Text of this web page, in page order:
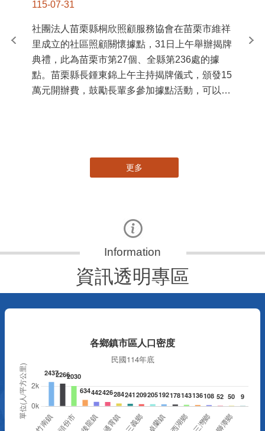
115-07-31
社團法人苗栗縣桐欣照顧服務協會在苗栗市維祥
里成立的社區照顧關懷據點，31日上午舉辦揭牌
典禮，此為苗栗市第27個、全縣第236處的據
點。苗栗縣長鍾東錦上午主持揭牌儀式，頒發15
萬元開辦費，鼓勵長輩多參加據點活動，可以更
苗
更多
資訊透明專區